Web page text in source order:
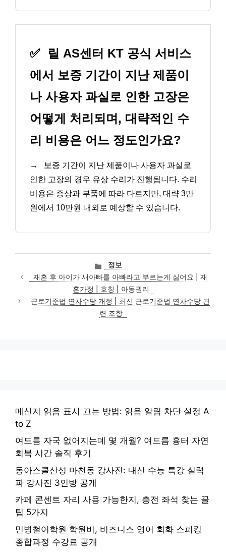
✅
릴 AS센터 KT 공식 서비스
에서 보증 기간이 지난 제품이
나 사용자 과실로 인한 고장은
어떻게 처리되며, 대략적인 수
리 비용은 어느 정도인가요?
→
보증 기간이 지난 제품이나 사용자 과실로
인한 고장의 경우 유상 수리가 진행됩니다. 수리
비용은 증상과 부품에 따라 다르지만, 대략 3만
원에서 10만원 내외로 예상할 수 있습니다.
카
테
고
리
정보
재혼 후 아이가 새아빠를 아빠라고 부르는게 싫어요 | 재
혼가정 | 호칭 | 아동권리
근로기준법 연차수당 개정 | 최신 근로기준법 연차수당 관
련 조항
메신저 읽음 표시 끄는 방법: 읽음 알림 차단 설정 A
to Z
여드름 자국 없어지는데 몇 개월? 여드름 흉터 자연
회복 시간 솔직 후기
동아스쿨산성 마천동 강사진: 내신 수능 특강 실력
파 강사진 3인방 공개
카페 콘센트 자리 사용 가능한지, 충전 좌석 찾는 꿀
팁 5가지
민병철어학원 학원비, 비즈니스 영어 회화 스피킹
종합과정 수강료 공개